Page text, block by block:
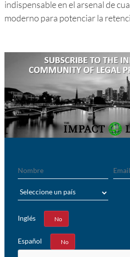
indispensable en el arsenal de
moderno para potenciar la
Inglés
Sí No
Español
Sí No